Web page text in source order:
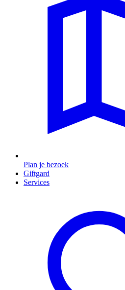
Plan je bezoek
Giftgard
Services